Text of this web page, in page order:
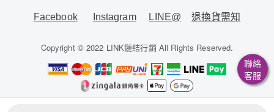
Facebook Instagram LINE@ 退換貨需知
Copyright © 2022 LINK鏈結行銷 All Rights Reserved.
聯絡
客服